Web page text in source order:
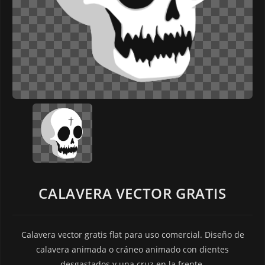
CALAVERA VECTOR GRATIS
Calavera vector gratis flat para uso comercial. Diseño de
calavera animada o cráneo animado con dientes